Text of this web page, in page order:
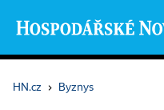
HN.cz › Byznys